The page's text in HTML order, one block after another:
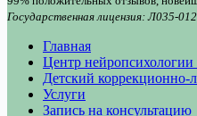
Государственная лицензия: Л035-
Главная
Центр
Детский коррекционно-
Услуги
Запись на консультацию